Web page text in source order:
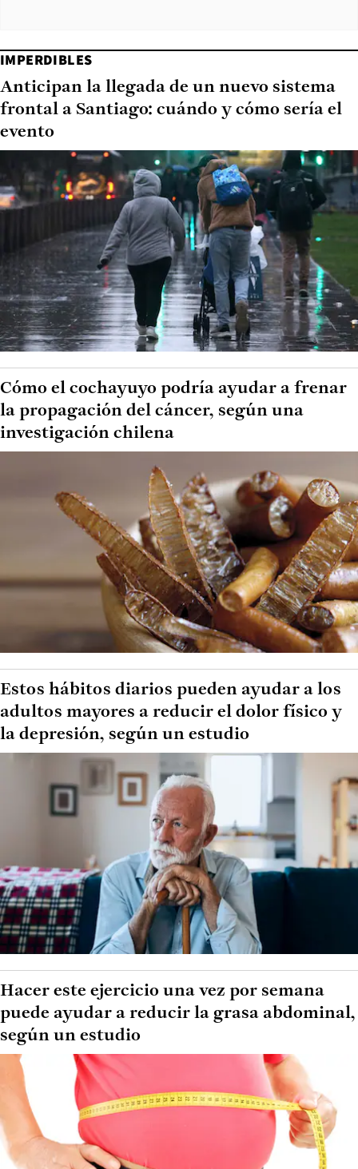
IMPERDIBLES
Anticipan la llegada de un nuevo sistema
frontal a Santiago: cuándo y cómo sería el
evento
Cómo el cochayuyo podría ayudar a frenar
la propagación del cáncer, según una
investigación chilena
Estos hábitos diarios pueden ayudar a los
adultos mayores a reducir el dolor físico y
la depresión, según un estudio
Hacer este ejercicio una vez por semana
puede ayudar a reducir la grasa abdominal,
según un estudio